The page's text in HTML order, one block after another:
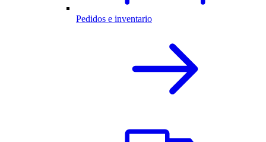
Pedidos e inventario